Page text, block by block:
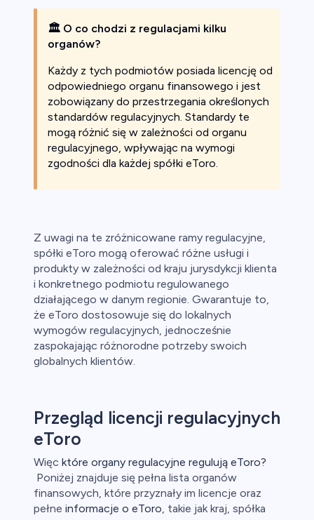
🏛 O co chodzi z regulacjami kilku
organów?
Każdy z tych podmiotów posiada licencję od
odpowiedniego organu finansowego i jest
zobowiązany do przestrzegania określonych
standardów regulacyjnych. Standardy te
mogą różnić się w zależności od organu
regulacyjnego, wpływając na wymogi
zgodności dla każdej spółki eToro.
Z uwagi na te zróżnicowane ramy regulacyjne,
spółki eToro mogą oferować różne usługi i
produkty w zależności od kraju jurysdykcji klienta
i konkretnego podmiotu regulowanego
działającego w danym regionie. Gwarantuje to,
że eToro dostosowuje się do lokalnych
wymogów regulacyjnych, jednocześnie
zaspokajając różnorodne potrzeby swoich
globalnych klientów.
Przegląd licencji regulacyjnych
eToro
Więc które organy regulacyjne regulują eToro?
Poniżej znajduje się pełna lista organów
finansowych, które przyznały im licencje oraz
pełne informacje o eToro, takie jak kraj, spółka